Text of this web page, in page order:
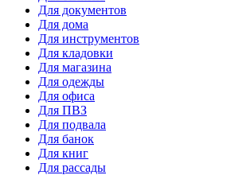
Для документов
Для дома
Для инструментов
Для кладовки
Для магазина
Для одежды
Для офиса
Для ПВЗ
Для подвала
Для банок
Для книг
Для рассады